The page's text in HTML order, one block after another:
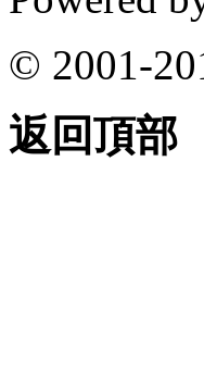
© 2001-
返回頂部